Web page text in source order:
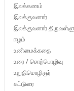
இலக்கணம்
இலக்குவனார்
இலக்குவனார்
ஈழம்
உண்மைக்கதை
உரை / சொற்பொழிவு
உறுதிமொழிஞர்
கட்டுரை